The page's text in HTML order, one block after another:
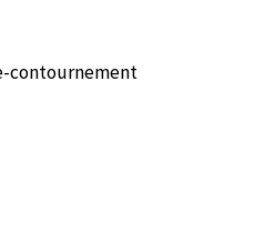
contournement